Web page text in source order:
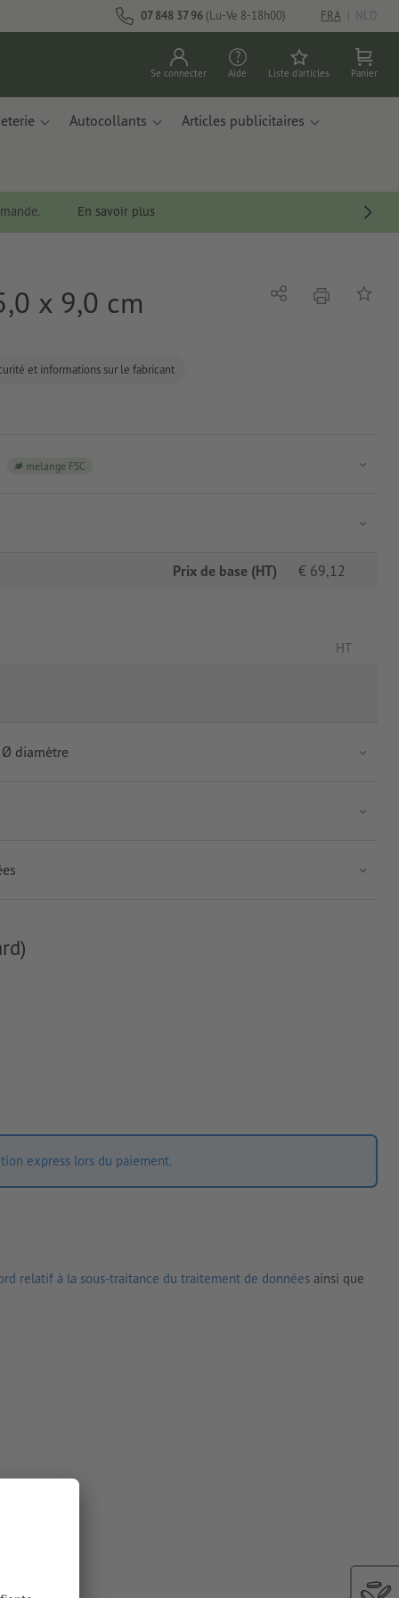
07 848 37 96 (Lu-Ve 8-18h00) FRA | NLD
Se connecter Aide Liste d'articles Panier
Autocollants Articles publicitaires
En savoir plus
x 9,0 cm
et informations sur le fabricant
Partagerimprimer
mélange FSC
Prix de base (HT) € 69,12
HT
diamètre
express lors du paiement.
relatif à la sous-traitance du traitement de données ainsi que